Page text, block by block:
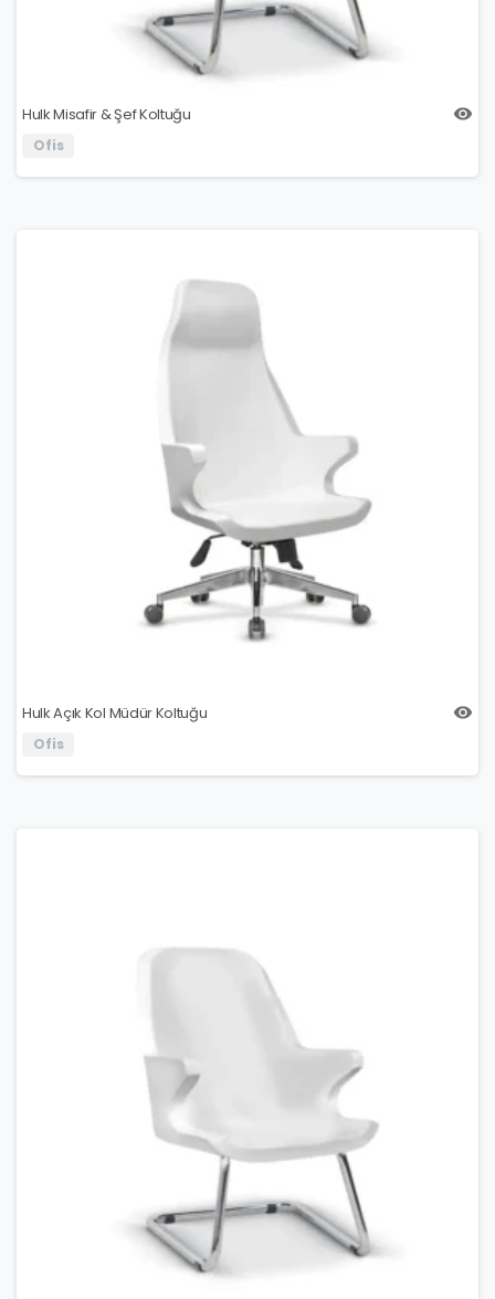
Hulk Misafir & Şef Koltuğu
Ofis
Hulk Açık Kol Müdür Koltuğu
Ofis